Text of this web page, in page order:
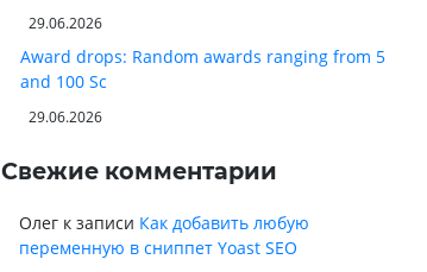
29.06.2026
Award drops: Random awards ranging from 5
and 100 Sc
29.06.2026
Свежие комментарии
Олегк записи Как добавить любую
переменную в сниппет Yoast SEO